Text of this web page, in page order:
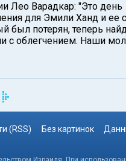
Лео Варадкар: "Это день
для Эмили Ханд и ее
был потерян, теперь
с облегчением. Наши
(RSS) Без картинок